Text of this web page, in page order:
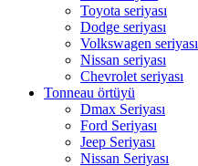
Toyota seriyası
Dodge seriyası
Volkswagen seriyası
Nissan seriyası
Chevrolet seriyası
Tonneau örtüyü
Dmax Seriyası
Ford Seriyası
Jeep Seriyası
Nissan Seriyası